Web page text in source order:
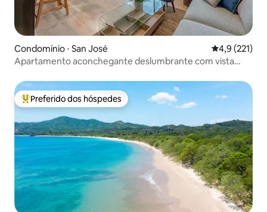
Condomínio ⋅ San José 4,9 de uma
4,9 (221)
Apartamento aconchegante deslumbrante com vista
Entre os melhores preferidos dos hóspedes
Preferido dos hóspedes